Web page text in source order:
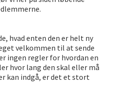
hvad enten den er helt ny
velkommen til at sende
ingen regler for hvordan en
hvor lang den skal eller må
kan indgå, er det et stort